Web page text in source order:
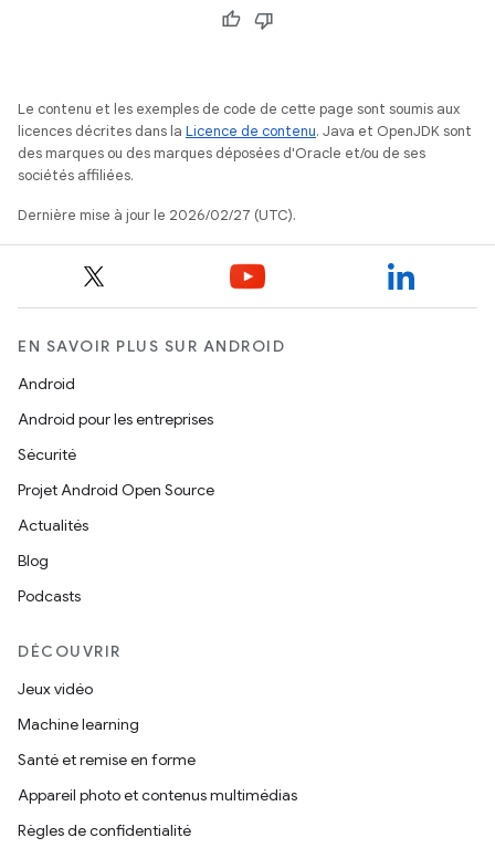
Le contenu et les exemples de code de cette page sont soumis aux
licences décrites dans la Licence de contenu. Java et OpenJDK sont
des marques ou des marques déposées d'Oracle et/ou de ses
sociétés affiliées.
Dernière mise à jour le 2026/02/27 (UTC).
EN SAVOIR PLUS SUR ANDROID
Android
Android pour les entreprises
Sécurité
Projet Android Open Source
Actualités
Blog
Podcasts
DÉCOUVRIR
Jeux vidéo
Machine learning
Santé et remise en forme
Appareil photo et contenus multimédias
Règles de confidentialité